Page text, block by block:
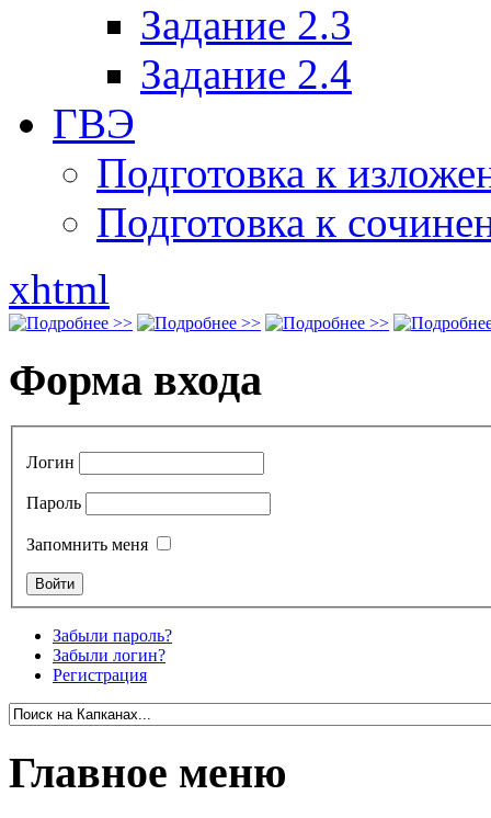
Задание 2.3
Задание 2.4
ГВЭ
Подготовка к
Подготовка к
xhtml
Форма входа
Логин
Пароль
Запомнить меня
Забыли пароль?
Забыли логин?
Регистрация
Главное меню